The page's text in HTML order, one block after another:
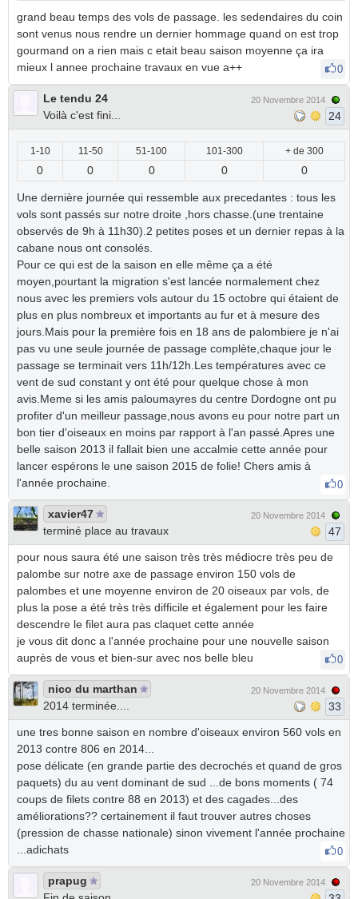
grand beau temps des vols de passage. les sedendaires du coin
sont venus nous rendre un dernier hommage quand on est trop
gourmand on a rien mais c etait beau saison moyenne ça ira
mieux l annee prochaine travaux en vue a++
0
Le tendu 24
Voilà c'est fini...
20 Novembre 2014
24
1-10 11-50 51-100 101-300 + de 300
0 0 0 0 0
Une dernière journée qui ressemble aux precedantes : tous les
vols sont passés sur notre droite ,hors chasse.(une trentaine
observés de 9h à 11h30).2 petites poses et un dernier repas à la
cabane nous ont consolés.
Pour ce qui est de la saison en elle même ça a été
moyen,pourtant la migration s'est lancée normalement chez
nous avec les premiers vols autour du 15 octobre qui étaient de
plus en plus nombreux et importants au fur et à mesure des
jours.Mais pour la première fois en 18 ans de palombiere je n'ai
pas vu une seule journée de passage complète,chaque jour le
passage se terminait vers 11h/12h.Les températures avec ce
vent de sud constant y ont été pour quelque chose à mon
avis.Meme si les amis paloumayres du centre Dordogne ont pu
profiter d'un meilleur passage,nous avons eu pour notre part un
bon tier d'oiseaux en moins par rapport à l'an passé.Apres une
belle saison 2013 il fallait bien une accalmie cette année pour
lancer espérons le une saison 2015 de folie! Chers amis à
l'année prochaine.
0
xavier47
terminé place au travaux
20 Novembre 2014
47
pour nous saura été une saison très très médiocre très peu de
palombe sur notre axe de passage environ 150 vols de
palombes et une moyenne environ de 20 oiseaux par vols, de
plus la pose a été très très difficile et également pour les faire
descendre le filet aura pas claquet cette année
je vous dit donc a l'année prochaine pour une nouvelle saison
auprès de vous et bien-sur avec nos belle bleu
0
nico du marthan
2014 terminée....
20 Novembre 2014
33
une tres bonne saison en nombre d'oiseaux environ 560 vols en
2013 contre 806 en 2014...
pose délicate (en grande partie des decrochés et quand de gros
paquets) du au vent dominant de sud ...de bons moments ( 74
coups de filets contre 88 en 2013) et des cagades...des
améliorations?? certainement il faut trouver autres choses
(pression de chasse nationale) sinon vivement l'année prochaine
...adichats
0
prapug
20 Novembre 2014